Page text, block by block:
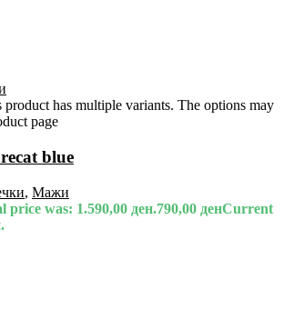
product has multiple variants. The options may
page
blue
, Мажи
price was: 1.590,00 ден.790,00 денCurrent